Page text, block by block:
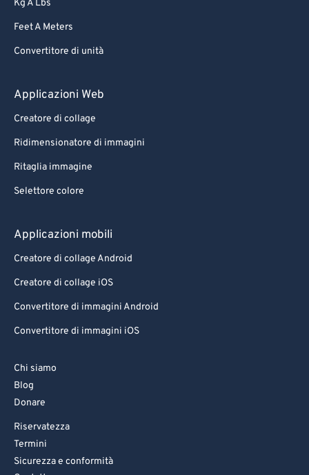
Kg A Lbs
Feet A Meters
Convertitore di unità
Applicazioni Web
Creatore di collage
Ridimensionatore di immagini
Ritaglia immagine
Selettore colore
Applicazioni mobili
Creatore di collage Android
Creatore di collage iOS
Convertitore di immagini Android
Convertitore di immagini iOS
Chi siamo
Blog
Donare
Riservatezza
Termini
Sicurezza e conformità